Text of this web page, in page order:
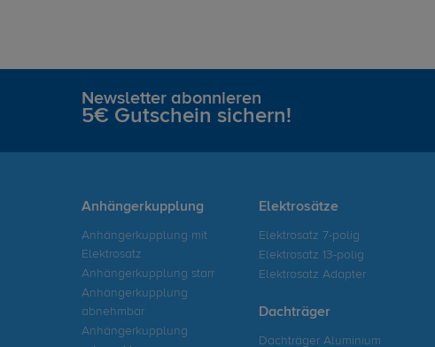
Newsletter abonnieren
5€ Gutschein sichern!
Anhängerkupplung
Anhängerkupplung mit
Elektrosatz
Anhängerkupplung starr
Anhängerkupplung
abnehmbar
Anhängerkupplung
Elektrosätze
Elektrosatz 7-polig
Elektrosatz 13-polig
Elektrosatz Adapter
Dachträger
Dachträger Aluminium